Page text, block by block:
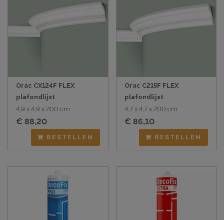
Orac CX124F FLEX
plafondlijst
4,9 x 4,9 x 200 cm
€ 88,20
BESTELLEN
Orac C215F FLEX
plafondlijst
4,7 x 4,7 x 200 cm
€ 86,10
BESTELLEN